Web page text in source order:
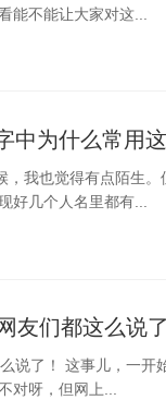
能不能让大家对这...
中为什么常用
，我也觉得有点陌生
好几个人名里都有...
友们都这么说了
说了！ 这事儿，一开
对呀，但网上...